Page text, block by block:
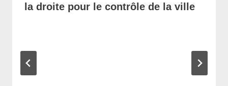
la droite pour le contrôle de la ville